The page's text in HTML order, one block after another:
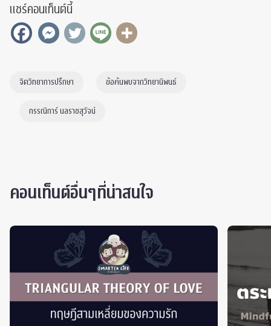
แชร์คอนเท็นต์นี้
จิตวิทยาการปรึกษา ข้อค้นพบจากวิทยานิพนธ์
กรรณิการ์ นลราชสุวัจน์
คอนเท็นต์อื่นๆที่น่าสนใจ